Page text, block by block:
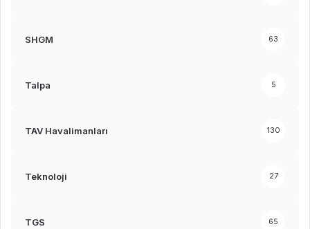
SHGM 63
Talpa 5
TAV Havalimanları 130
Teknoloji 27
TGS 65